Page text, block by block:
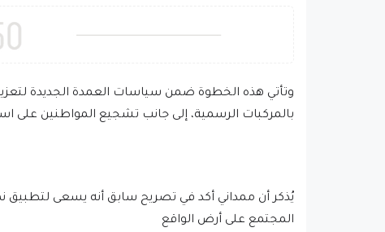
وتأتي هذه الخطوة ضمن سياسات العمدة الجديدة
بالمركبات الرسمية، إلى جانب تشجيع المواطنين على
يُذكر أن ممداني أكد في تصريح سابق أنه يسعى لتطبيق
المجتمع على أرض الواقع